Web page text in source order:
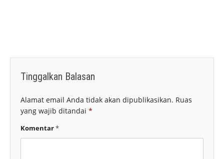
Tinggalkan Balasan
Alamat email Anda tidak akan dipublikasikan. Ruas
yang wajib ditandai *
Komentar*